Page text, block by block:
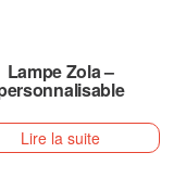
Lampe Zola –
Lire la suite